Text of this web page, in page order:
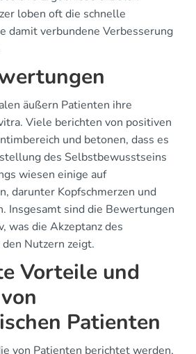
loben oft die schnelle
damit verbundene Verbesserung
äußern Patienten ihre
Viele berichten von positiven
und betonen, dass es
des Selbstbewusstseins
wiesen einige auf
darunter Kopfschmerzen und
Insgesamt sind die Bewertungen
was die Akzeptanz des
Nutzern zeigt.
Vorteile und
Patienten
von Patienten berichtet werden,